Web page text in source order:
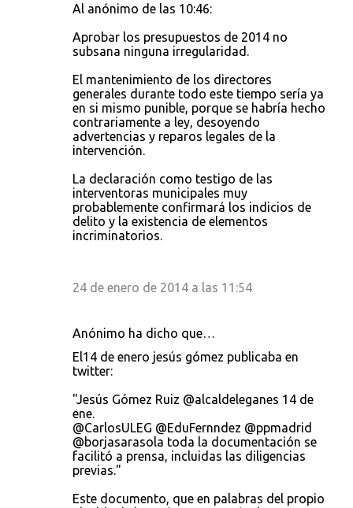
Al anónimo de las 10:46:
Aprobar los presupuestos de 2014 no
subsana ninguna irregularidad.
El mantenimiento de los directores
generales durante todo este tiempo sería ya
en si mismo punible, porque se habría hecho
contrariamente a ley, desoyendo
advertencias y reparos legales de la
intervención.
La declaración como testigo de las
interventoras municipales muy
probablemente confirmará los indicios de
delito y la existencia de elementos
incriminatorios.
24 de enero de 2014 a las 11:54
Anónimo ha dicho que…
El14 de enero jesús gómez publicaba en
twitter:
"Jesús Gómez Ruiz ‏@alcaldeleganes 14 de
ene.
@CarlosULEG @EduFernndez @ppmadrid
@borjasarasola toda la documentación se
facilitó a prensa, incluidas las diligencias
previas."
Este documento, que en palabras del propio